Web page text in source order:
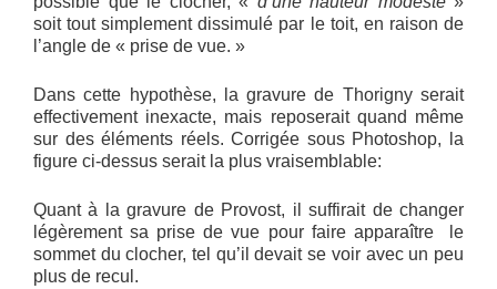
soit tout simplement dissimulé par le toit, en raison de
l’angle de « prise de vue. »
Dans cette hypothèse, la gravure de Thorigny serait
effectivement inexacte, mais reposerait quand même
sur des éléments réels. Corrigée sous Photoshop, la
figure ci-dessus serait la plus vraisemblable:
Quant à la gravure de Provost, il suffirait de changer
légèrement sa prise de vue pour faire apparaître le
sommet du clocher, tel qu’il devait se voir avec un peu
plus de recul.